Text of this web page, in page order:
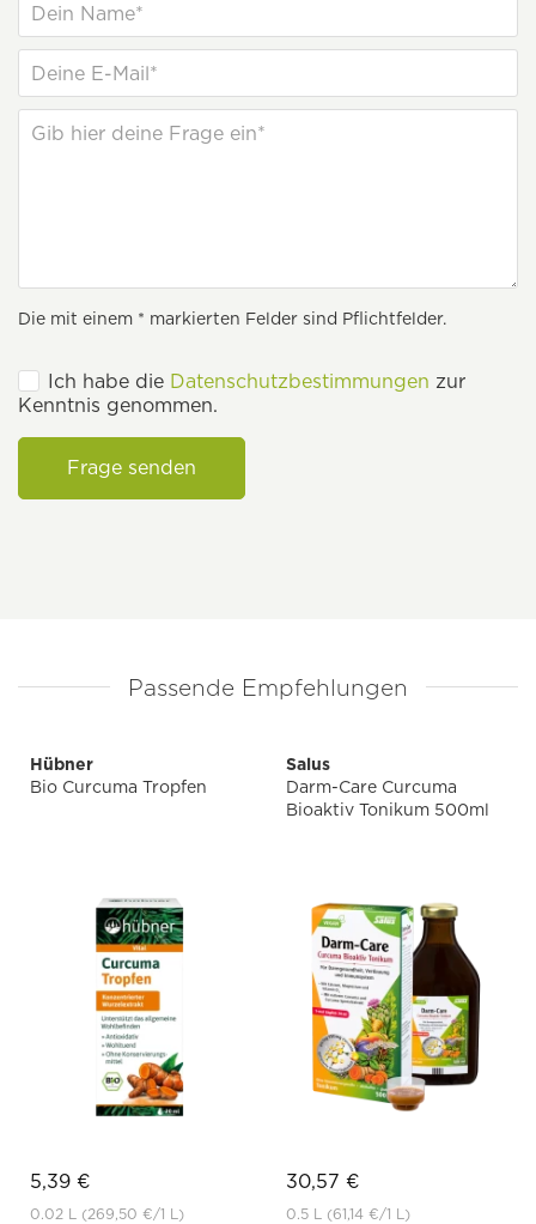
Die mit einem * markierten Felder sind Pflichtfelder.
Ich habe die Datenschutzbestimmungen zur
Kenntnis genommen.
Frage senden
Passende Empfehlungen
Hübner
Bio Curcuma Tropfen
5,39 €
0.02 L (269,50 €/1 L)
Salus
Darm-Care Curcuma
Bioaktiv Tonikum 500ml
30,57 €
0.5 L (61,14 €/1 L)